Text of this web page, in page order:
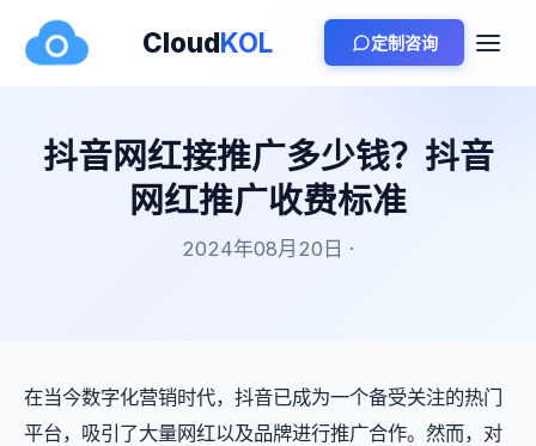
CloudKOL 定制咨询
抖音网红接推广多少钱？抖音
网红推广收费标准
2024年08月20日 ·
在当今数字化营销时代，抖音已成为一个备受关注的热门
平台，吸引了大量网红以及品牌进行推广合作。然而，对